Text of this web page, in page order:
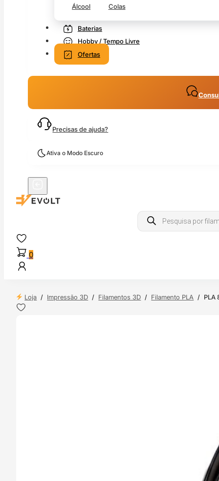
Álcool Colas
Baterias
Hobby / Tempo Livre
Ofertas
Precisas de ajuda?
Ativa o Modo Escuro
Products
search
0
Loja / Impressão 3D / Filamentos 3D / Filamento PLA / PLA